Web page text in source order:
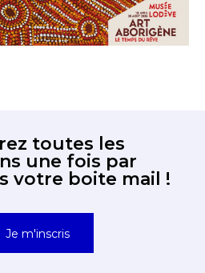
toutes les
une fois par
votre boite mail !
Je m'inscris